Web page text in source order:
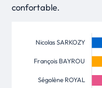
confortable.